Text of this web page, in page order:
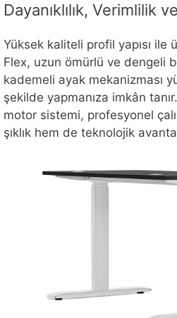
Dayanıklılık, Verimlilik
Yüksek kaliteli profil yapısı ile
Flex, uzun ömürlü ve dengeli
kademeli ayak mekanizması
şekilde yapmanıza imkân
motor sistemi, profesyonel
şıklık hem de teknolojik